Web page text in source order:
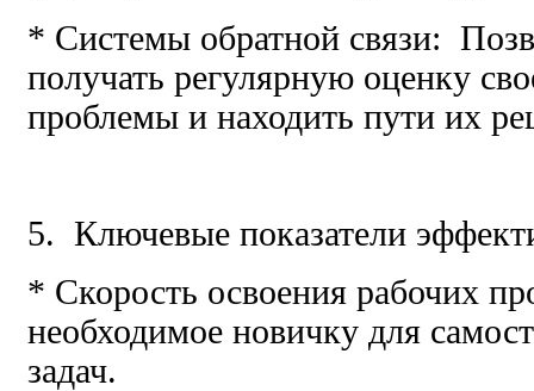
* Системы обратной связи:
получать регулярную оценку
проблемы и находить пути их
5. Ключевые показатели
* Скорость освоения рабочих
необходимое новичку для
задач.